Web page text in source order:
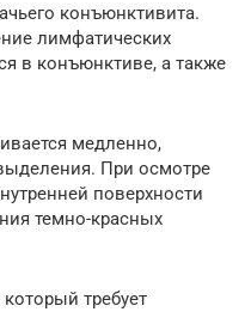
конъюнктивита.
лимфатических
в конъюнктиве, а также
медленно,
При осмотре
поверхности
темно-красных
требует